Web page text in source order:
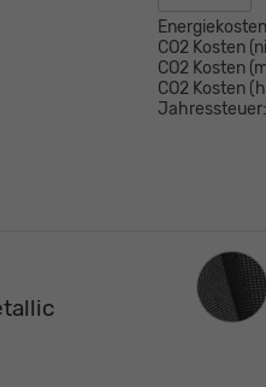
CO2 Kosten
CO2 Kosten
CO2 Kosten
Jahressteuer: